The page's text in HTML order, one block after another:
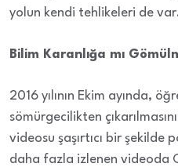
yolun kendi tehlikeleri de var.
Bilim Karanlığa mı
2016 yılının Ekim ayında,
sömürgecilikten
videosu şaşırtıcı bir şekilde
daha fazla izlenen videoda